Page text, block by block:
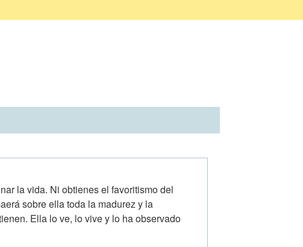
la vida. Ni obtienes el favoritismo del
sobre ella toda la madurez y la
Ella lo ve, lo vive y lo ha observado